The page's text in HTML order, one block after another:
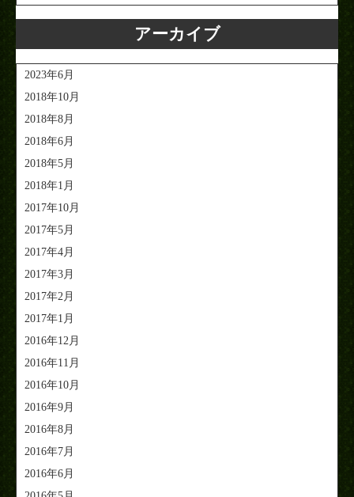
アーカイブ
2023年6月
2018年10月
2018年8月
2018年6月
2018年5月
2018年1月
2017年10月
2017年5月
2017年4月
2017年3月
2017年2月
2017年1月
2016年12月
2016年11月
2016年10月
2016年9月
2016年8月
2016年7月
2016年6月